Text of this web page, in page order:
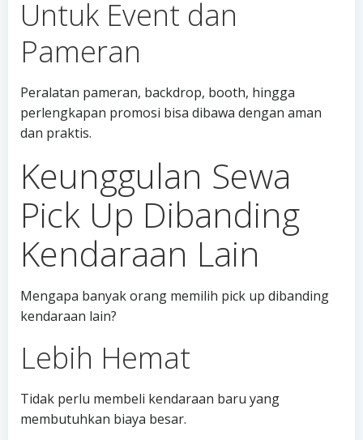
Untuk Event dan
Pameran
Peralatan pameran, backdrop, booth, hingga
perlengkapan promosi bisa dibawa dengan aman
dan praktis.
Keunggulan Sewa
Pick Up Dibanding
Kendaraan Lain
Mengapa banyak orang memilih pick up dibanding
kendaraan lain?
Lebih Hemat
Tidak perlu membeli kendaraan baru yang
membutuhkan biaya besar.